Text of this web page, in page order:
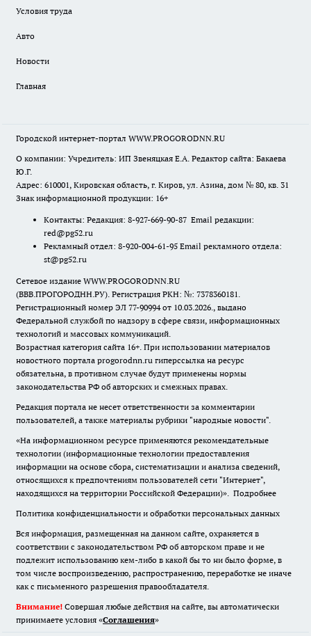
Условия труда
Авто
Новости
Главная
Городской интернет-портал WWW.PROGORODNN.RU
О компании: Учредитель: ИП Звеняцкая Е.А. Редактор сайта: Бакаева
Ю.Г.
Адрес: 610001, Кировская область, г. Киров, ул. Азина, дом № 80, кв. 31
Знак информационной продукции: 16+
Контакты: Редакция: 8-927-669-90-87 Email редакции:
red@pg52.ru
Рекламный отдел: 8-920-004-61-95 Email рекламного отдела:
st@pg52.ru
Сетевое издание WWW.PROGORODNN.RU
(ВВВ.ПРОГОРОДНН.РУ). Регистрация РКН: №: 7378360181.
Регистрационный номер ЭЛ 77-90994 от 10.03.2026., выдано
Федеральной службой по надзору в сфере связи, информационных
технологий и массовых коммуникаций.
Возрастная категория сайта 16+. При использовании материалов
новостного портала progorodnn.ru гиперссылка на ресурс
обязательна, в противном случае будут применены нормы
законодательства РФ об авторских и смежных правах.
Редакция портала не несет ответственности за комментарии
пользователей, а также материалы рубрики "народные новости".
«На информационном ресурсе применяются рекомендательные
технологии (информационные технологии предоставления
информации на основе сбора, систематизации и анализа сведений,
относящихся к предпочтениям пользователей сети "Интернет",
находящихся на территории Российской Федерации)». Подробнее
Политика конфиденциальности и обработки персональных данных
Вся информация, размещенная на данном сайте, охраняется в
соответствии с законодательством РФ об авторском праве и не
подлежит использованию кем-либо в какой бы то ни было форме, в
том числе воспроизведению, распространению, переработке не иначе
как с письменного разрешения правообладателя.
Внимание! Совершая любые действия на сайте, вы автоматически
принимаете условия «Cоглашения»